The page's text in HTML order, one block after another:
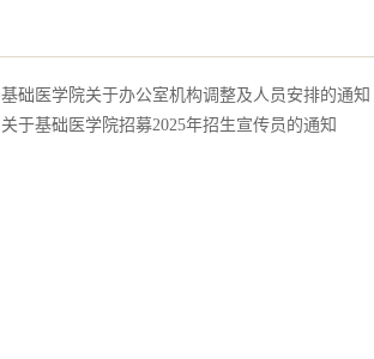
基础医学院关于办公室机构调整及人员安排的通知
关于基础医学院招募2025年招生宣传员的通知